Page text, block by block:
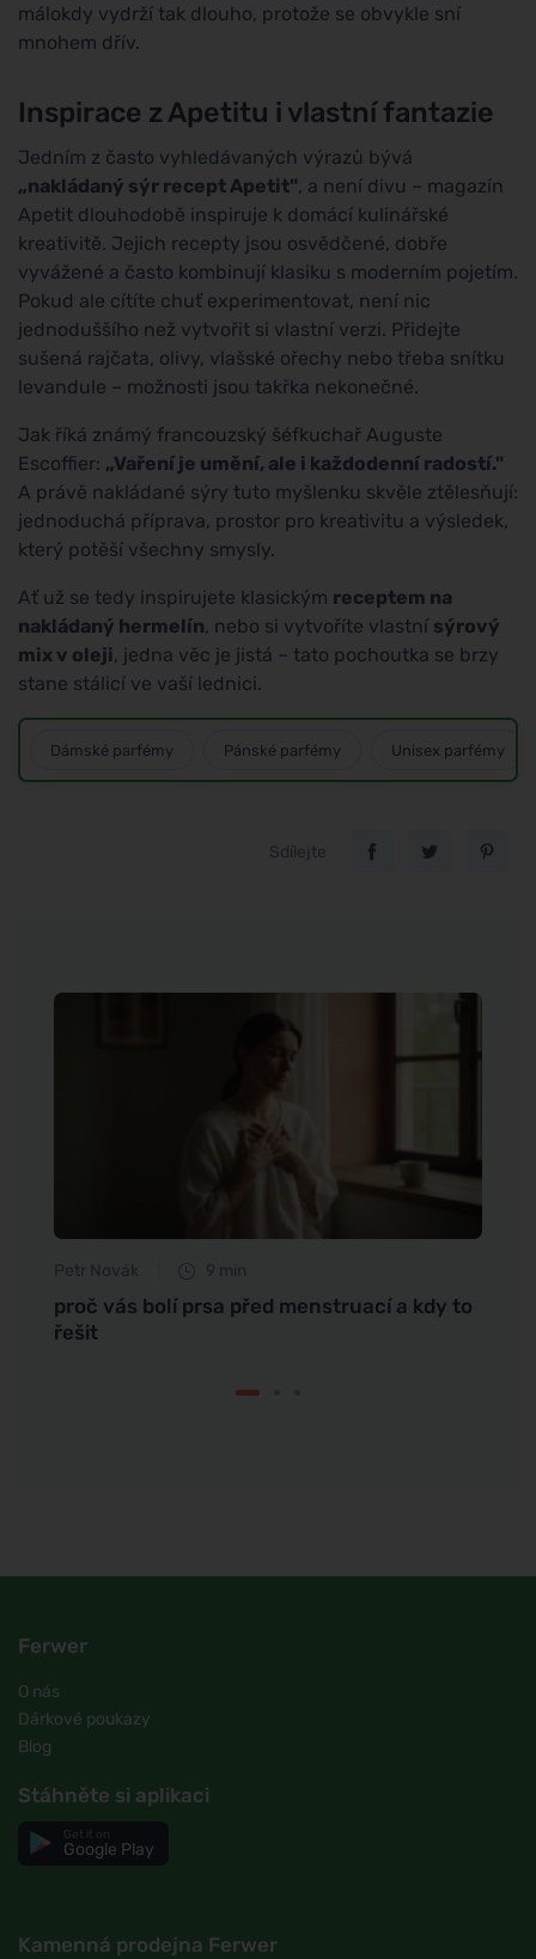
málokdy vydrží tak dlouho, protože se obvykle sní
mnohem dřív.
Inspirace z Apetitu i vlastní fantazie
Jedním z často vyhledávaných výrazů bývá
„nakládaný sýr recept Apetit", a není divu – magazín
Apetit dlouhodobě inspiruje k domácí kulinářské
kreativitě. Jejich recepty jsou osvědčené, dobře
vyvážené a často kombinují klasiku s moderním pojetím.
Pokud ale cítíte chuť experimentovat, není nic
jednoduššího než vytvořit si vlastní verzi. Přidejte
sušená rajčata, olivy, vlašské ořechy nebo třeba snítku
levandule – možnosti jsou takřka nekonečné.
Jak říká známý francouzský šéfkuchař Auguste
Escoffier: „Vaření je umění, ale i každodenní radostí."
A právě nakládané sýry tuto myšlenku skvěle ztělesňují:
jednoduchá příprava, prostor pro kreativitu a výsledek,
který potěší všechny smysly.
Ať už se tedy inspirujete klasickým receptem na
nakládaný hermelín, nebo si vytvoříte vlastní sýrový
mix v oleji, jedna věc je jistá – tato pochoutka se brzy
stane stálicí ve vaší lednici.
Dámské parfémy Pánské parfémy Unisex parfémy
Sdílejte
Petr Novák 9 min
proč vás bolí prsa před menstruací a kdy to
řešit
Ferwer
O nás
Dárkové poukazy
Blog
Stáhněte si aplikaci
Google Play
Kamenná prodejna Ferwer